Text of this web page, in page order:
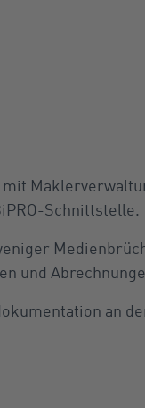
mit
Schnittstelle.
und
an